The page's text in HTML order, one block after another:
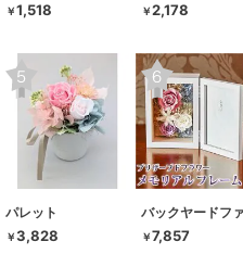
￥1,518 ￥2,178
パレット
￥3,828 ￥7,857